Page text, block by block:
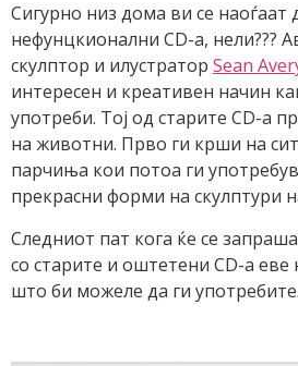
Сигурно низ дома ви се наоѓаат
нефунцкионални CD-a, нели???
скулптор и илустратор Sean
интересен и креативен начин
употреби. Тој од старите CD-a
на животни. Прво ги крши на
парчиња кои потоа ги
прекрасни форми на скулптури
Следниот пат кога ќе се
со старите и оштетени CD-a еве
што би можеле да ги употребите.